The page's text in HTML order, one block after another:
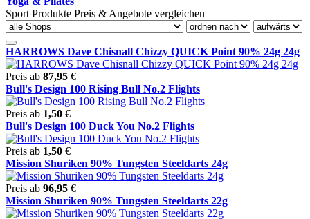
Sport Produkte Preis & Angebote vergleichen
HARROWS Dave Chisnall Chizzy QUICK Point 90% 24g 24g
Preis ab 87,95 €
Bull's Design 100 Rising Bull No.2 Flights
Preis ab 1,50 €
Bull's Design 100 Duck You No.2 Flights
Preis ab 1,50 €
Mission Shuriken 90% Tungsten Steeldarts 24g
Preis ab 96,95 €
Mission Shuriken 90% Tungsten Steeldarts 22g